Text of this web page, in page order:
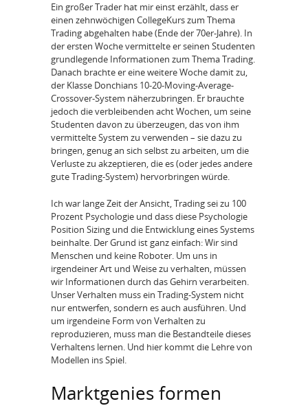
Ein großer Trader hat mir einst erzählt, dass er
einen zehnwöchigen CollegeKurs zum Thema
Trading abgehalten habe (Ende der 70er-Jahre). In
der ersten Woche vermittelte er seinen Studenten
grundlegende Informationen zum Thema Trading.
Danach brachte er eine weitere Woche damit zu,
der Klasse Donchians 10-20-Moving-Average-
Crossover-System näherzubringen. Er brauchte
jedoch die verbleibenden acht Wochen, um seine
Studenten davon zu überzeugen, das von ihm
vermittelte System zu verwenden – sie dazu zu
bringen, genug an sich selbst zu arbeiten, um die
Verluste zu akzeptieren, die es (oder jedes andere
gute Trading-System) hervorbringen würde.
Ich war lange Zeit der Ansicht, Trading sei zu 100
Prozent Psychologie und dass diese Psychologie
Position Sizing und die Entwicklung eines Systems
beinhalte. Der Grund ist ganz einfach: Wir sind
Menschen und keine Roboter. Um uns in
irgendeiner Art und Weise zu verhalten, müssen
wir Informationen durch das Gehirn verarbeiten.
Unser Verhalten muss ein Trading-System nicht
nur entwerfen, sondern es auch ausführen. Und
um irgendeine Form von Verhalten zu
reproduzieren, muss man die Bestandteile dieses
Verhaltens lernen. Und hier kommt die Lehre von
Modellen ins Spiel.
Marktgenies formen